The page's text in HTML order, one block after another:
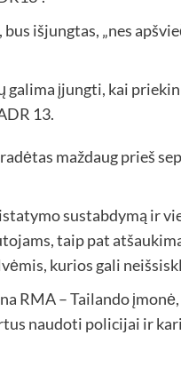
išjungtas, „nes
galima įjungti, kai
13.
maždaug prieš
sustabdymą ir
taip pat
kurios gali
RMA – Tailando
naudoti policijai ir